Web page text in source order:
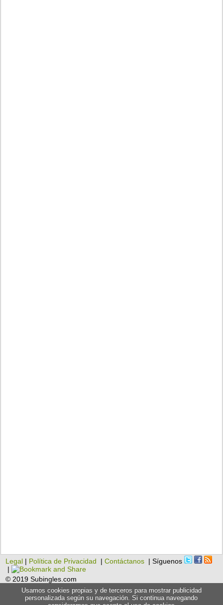
Legal | Política de Privacidad |Contáctanos | Síguenos
|
© 2019 Subingles.com
Usamos cookies propias y de terceros para mostrar publicidad
personalizada según su navegación. Si continua navegando